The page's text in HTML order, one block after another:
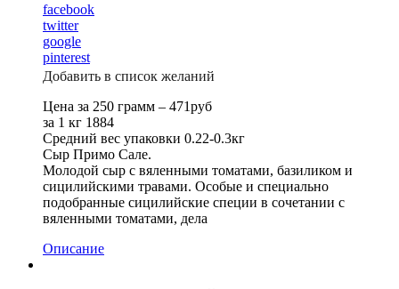
facebook
twitter
google
pinterest
Добавить в список желаний
Цена за 250 грамм – 471руб
за 1 кг 1884
Средний вес упаковки 0.22-0.3кг
Сыр Примо Сале.
Молодой сыр с вяленными томатами, базиликом и
сицилийскими травами. Особые и специально
подобранные сицилийские специи в сочетании с
вяленными томатами, дела
Описание